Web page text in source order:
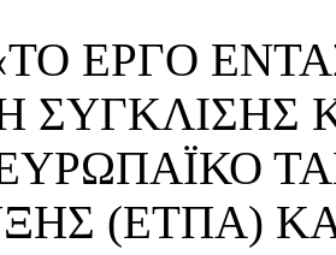
ΕΡΓΟ
ΣΥΓΚΛΙΣΗΣ
(ΕΤΠΑ)